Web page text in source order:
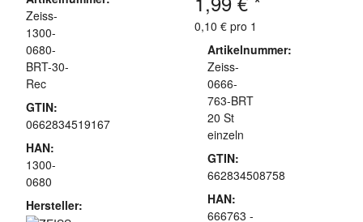
Zeiss-
1300-
0680-
BRT-30-
Rec
GTIN:
0662834519167
HAN:
1300-
0680
Hersteller:
0,10 € pro 1
Artikelnummer:
Zeiss-
0666-
763-BRT
20 St
einzeln
GTIN:
662834508758
HAN:
666763 -